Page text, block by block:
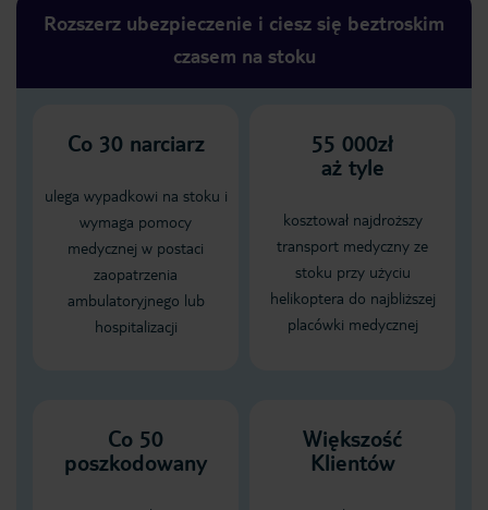
Rozszerz ubezpieczenie i ciesz się beztroskim
czasem na stoku
Co 30 narciarz
ulega wypadkowi na stoku i
wymaga pomocy
medycznej w postaci
zaopatrzenia
ambulatoryjnego lub
hospitalizacji
55 000zł
aż tyle
kosztował najdroższy
transport medyczny ze
stoku przy użyciu
helikoptera do najbliższej
placówki medycznej
Co 50
poszkodowany
Większość
Klientów